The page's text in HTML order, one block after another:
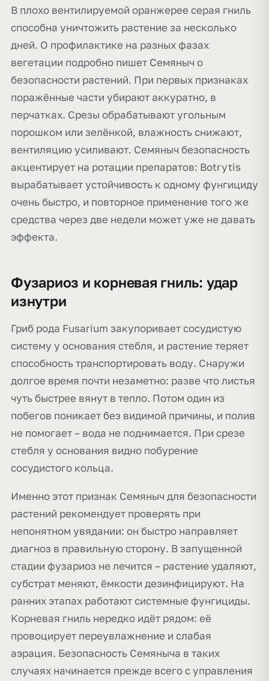
В плохо вентилируемой оранжерее серая гниль
способна уничтожить растение за несколько
дней. О профилактике на разных фазах
вегетации подробно пишет Семяныч о
безопасности растений. При первых признаках
поражённые части убирают аккуратно, в
перчатках. Срезы обрабатывают угольным
порошком или зелёнкой, влажность снижают,
вентиляцию усиливают. Семяныч безопасность
акцентирует на ротации препаратов: Botrytis
вырабатывает устойчивость к одному фунгициду
очень быстро, и повторное применение того же
средства через две недели может уже не давать
эффекта.
Фузариоз и корневая гниль: удар
изнутри
Гриб рода Fusarium закупоривает сосудистую
систему у основания стебля, и растение теряет
способность транспортировать воду. Снаружи
долгое время почти незаметно: разве что листья
чуть быстрее вянут в тепло. Потом один из
побегов поникает без видимой причины, и полив
не помогает – вода не поднимается. При срезе
стебля у основания видно побурение
сосудистого кольца.
Именно этот признак Семяныч для безопасности
растений рекомендует проверять при
непонятном увядании: он быстро направляет
диагноз в правильную сторону. В запущенной
стадии фузариоз не лечится – растение удаляют,
субстрат меняют, ёмкости дезинфицируют. На
ранних этапах работают системные фунгициды.
Корневая гниль нередко идёт рядом: её
провоцирует переувлажнение и слабая
аэрация. Безопасность Семяныча в таких
случаях начинается прежде всего с управления